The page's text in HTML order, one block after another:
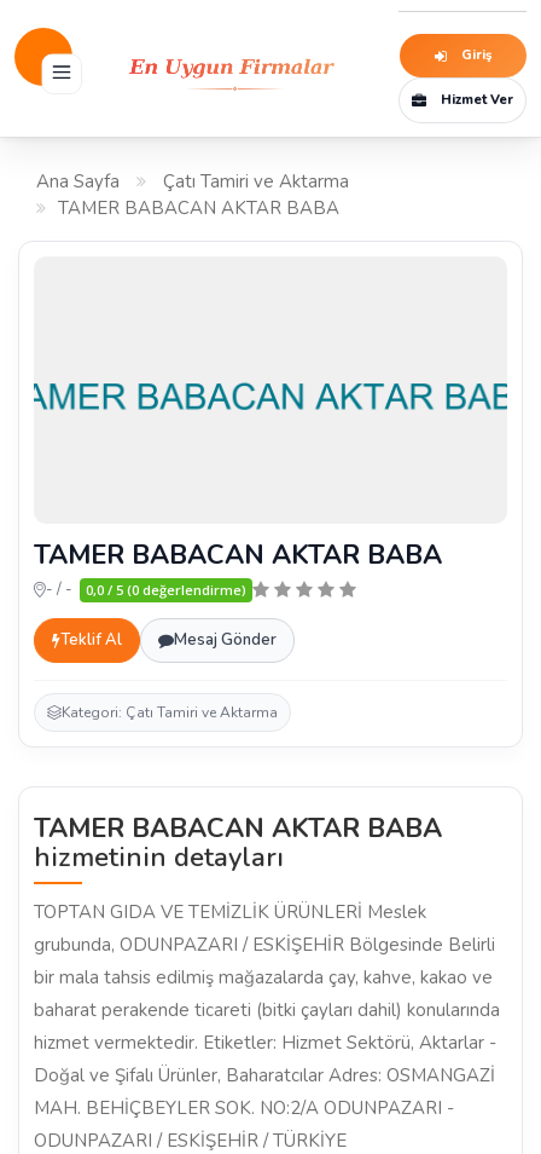
Giriş
Hizmet Ver
Ana Sayfa
Çatı Tamiri ve Aktarma
TAMER BABACAN AKTAR BABA
TAMER BABACAN AKTAR BABA
- / - 0,0 / 5 (0 değerlendirme)
Teklif Al Mesaj Gönder
Kategori: Çatı Tamiri ve Aktarma
TAMER BABACAN AKTAR BABA
hizmetinin detayları
TOPTAN GIDA VE TEMİZLİK ÜRÜNLERİ Meslek
grubunda, ODUNPAZARI / ESKİŞEHİR Bölgesinde Belirli
bir mala tahsis edilmiş mağazalarda çay, kahve, kakao ve
baharat perakende ticareti (bitki çayları dahil) konularında
hizmet vermektedir. Etiketler: Hizmet Sektörü, Aktarlar -
Doğal ve Şifalı Ürünler, Baharatcılar Adres: OSMANGAZİ
MAH. BEHİÇBEYLER SOK. NO:2/A ODUNPAZARI -
ODUNPAZARI / ESKİŞEHİR / TÜRKİYE